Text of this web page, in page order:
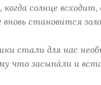
солнце всходит,
вновь становится
стали для нас
что засыпа́ли и